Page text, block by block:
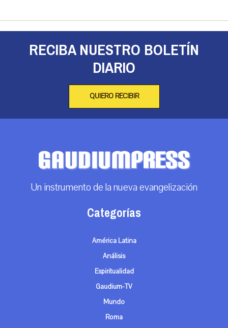
RECIBA NUESTRO BOLETÍN
DIARIO
QUIERO RECIBIR
Un instrumento de la nueva evangelización
Categorías
América Latina
Análisis
Espiritualidad
Gaudium-TV
Mundo
Roma